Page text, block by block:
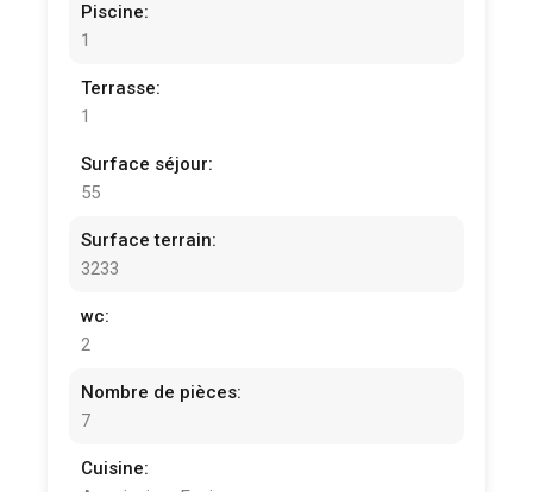
Piscine:
1
Terrasse:
1
Surface séjour:
55
Surface terrain:
3233
wc:
2
Nombre de pièces:
7
Cuisine: